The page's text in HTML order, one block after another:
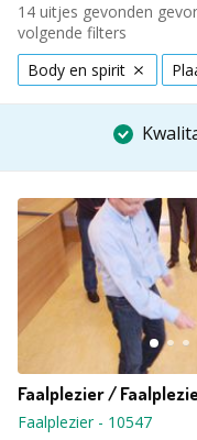
14 uitjes gevonden
volgende filters
Body en spirit
Faalplezier /
Faalplezier- 10547